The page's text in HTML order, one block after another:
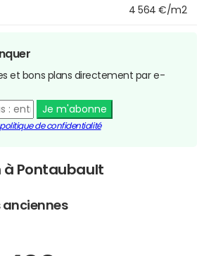
4 564 €/m2
et bons plans directement par e-
Je m'abonne
de confidentialité
à Pontaubault
anciennes